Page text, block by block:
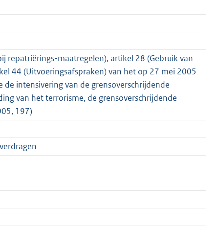
repatriërings-maatregelen), artikel 28 (Gebruik van
44 (Uitvoeringsafspraken) van het op 27 mei 2005
intensivering van de grensoverschrijdende
van het terrorisme, de grensoverschrijdende
197)